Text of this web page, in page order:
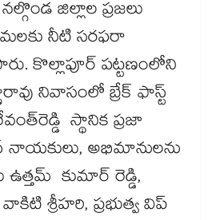
జిల్లాల ప్రజలు
నీటి సరఫరా
కొల్లాపూర్ పట్టణంలోని
నివాసంలో బ్రేక్​ ఫాస్ట్​
స్థానిక ప్రజా
నాయకులు, అభిమానులను
ఉత్తమ్​ కుమార్ రెడ్డి,
వాకిటి శ్రీహరి, ప్రభుత్వ విప్